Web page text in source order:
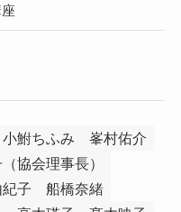
小鮒ちふみ
峯村佑介
協会理事長）
子
船橋奈緒